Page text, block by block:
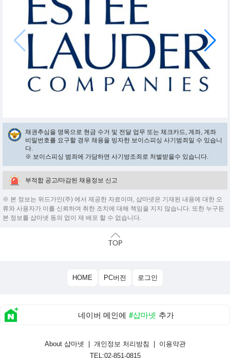
채권추심을 명목으로 현금 수거 및 전달 업무 또는 체크카드, 계좌, 계좌
비밀번호를 요구할 경우 채용을 빙자한 보이스피싱 사기범죄일 수 있습니
다.
※ 보이스피싱 범죄에 가담하면 사기방조죄로 처벌받을수 있습니다.
부적합 공고/마감된 채용정보 신고
※ 본 정보는 위드가인(주) 에서 제공한 자료이며, 샵마넷은 기재된 내용에 대한 오
류와 사용자가 이를 신뢰하여 취한 조치에 대해 책임을 지지 않습니다. 또한 누구든
본 정보를 샵마넷 동의 없이 재 배포 할 수 없습니다.
HOME PC버전 로그인
네이버 메인에 #샵마넷 추가
About 샵마넷 | 개인정보 처리방침 | 이용약관
TEL:02-851-0815